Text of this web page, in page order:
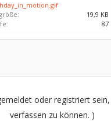
19,9 KB
87
oder registriert
verfassen zu können. )